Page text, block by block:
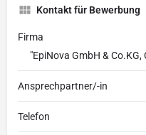
Kontakt für Bewerbung
Firma
"EpiNova GmbH &
Ansprechpartner/-in
Telefon